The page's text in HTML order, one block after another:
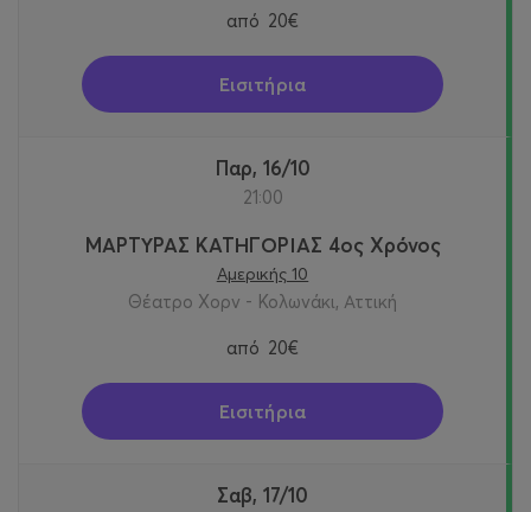
από 20€
Εισιτήρια
Παρ, 16/10
21:00
ΜΑΡΤΥΡΑΣ ΚΑΤΗΓΟΡΙΑΣ 4ος Χρόνος
Αμερικής 10
Θέατρο Χορν - Κολωνάκι, Αττική
από 20€
Εισιτήρια
Σαβ, 17/10